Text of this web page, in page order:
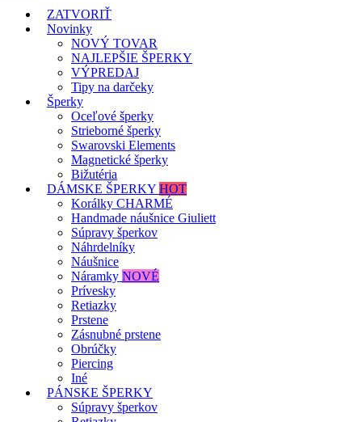
ZATVORIŤ
Novinky
NOVÝ TOVAR
NAJLEPŠIE ŠPERKY
VÝPREDAJ
Tipy na darčeky
Šperky
Oceľové šperky
Strieborné šperky
Swarovski Elements
Magnetické šperky
Bižutéria
DÁMSKE ŠPERKY HOT
Korálky CHARMÉ
Handmade náušnice Giuliett
Súpravy šperkov
Náhrdelníky
Náušnice
Náramky NOVÉ
Prívesky
Retiazky
Prstene
Zásnubné prstene
Obrúčky
Piercing
Iné
PÁNSKE ŠPERKY
Súpravy šperkov